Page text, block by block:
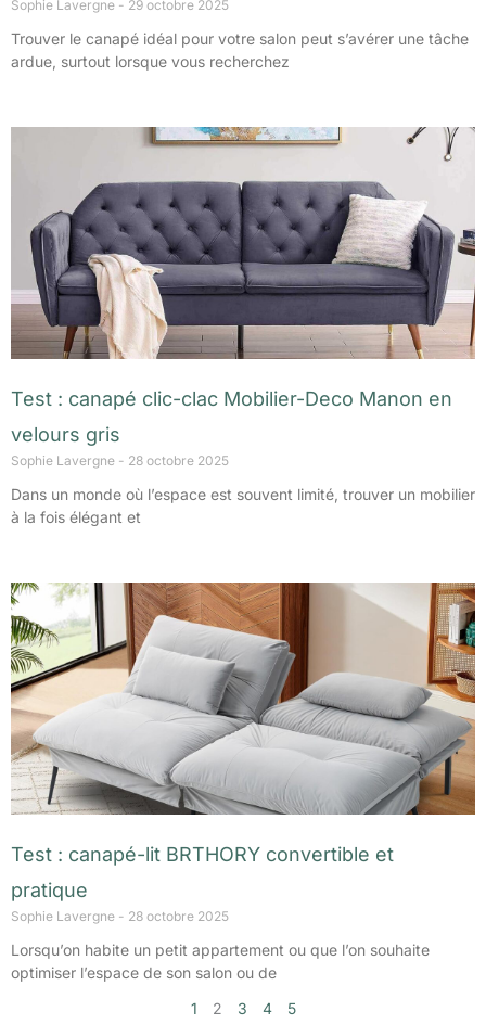
Sophie Lavergne 29 octobre 2025
Trouver le canapé idéal pour votre salon peut s’avérer une tâche
ardue, surtout lorsque vous recherchez
Test : canapé clic-clac Mobilier-Deco Manon en
velours gris
Sophie Lavergne 28 octobre 2025
Dans un monde où l’espace est souvent limité, trouver un mobilier
à la fois élégant et
Test : canapé-lit BRTHORY convertible et
pratique
Sophie Lavergne 28 octobre 2025
Lorsqu’on habite un petit appartement ou que l’on souhaite
optimiser l’espace de son salon ou de
1
2 3 4 5